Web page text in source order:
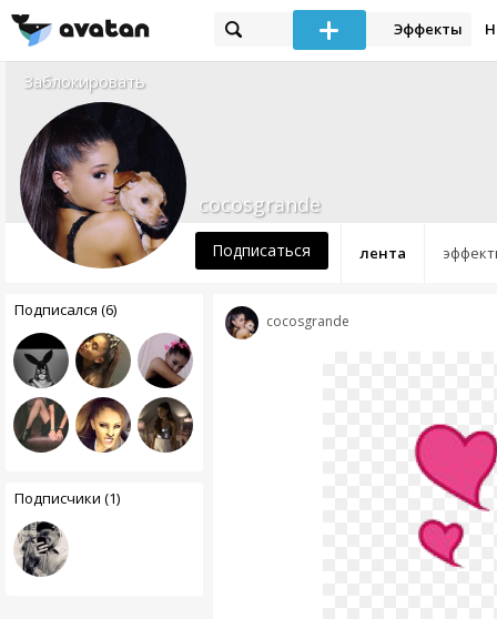
Эффекты
Заблокировать
лента
cocosgrande
Подписаться
Подписался (6)
Подписчики (1)
cocosgrande